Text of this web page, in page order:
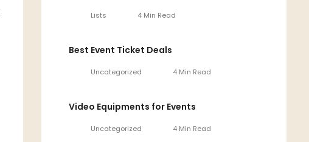
Lists 4 Min Read
Best Event Ticket Deals
Uncategorized 4 Min Read
Video Equipments for Events
Uncategorized 4 Min Read